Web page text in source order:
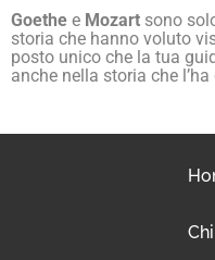
Goethe e Mozart sono
storia che hanno voluto
posto unico che la tua
anche nella storia che